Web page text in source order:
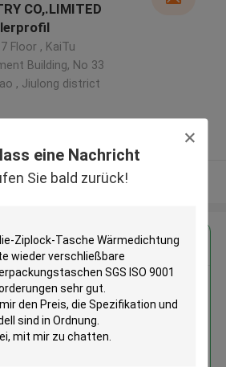
eine Nachricht
Sie bald zurück!
CO,.LIMITED
Floor , KaiTu
Building, No 33
, Jiulong district
Sie mehr an
den besten Preis für
Ziplock-Tasche
Wärmedichtung Custom
wieder
verschließbare Aluminiumfolie